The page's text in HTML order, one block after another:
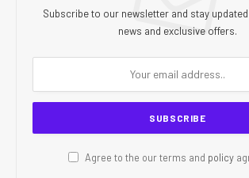
Subscribe to our newsletter and stay
news and exclusive offers.
Agree to the our terms and policy